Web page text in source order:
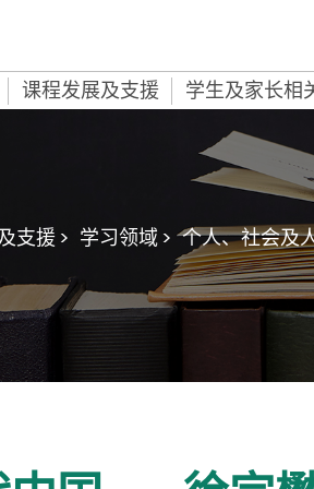
课程发展及支援 学生及家长相
支援 > 学习领域 > 个人、社会及